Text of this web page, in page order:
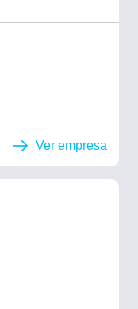
Ver empresa